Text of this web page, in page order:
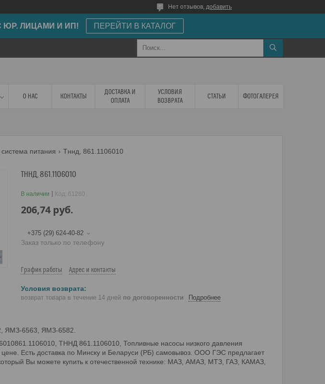
Нет отзывов, добавить
ЮР. ЛИЦАМИ И ИП! ПЕРЕЙТИ В КАТАЛОГ
О НАС КОНТАКТЫ
ДОСТАВКА И
ОПЛАТА
УСЛОВИЯ
ВОЗВРАТА
СТАТЬИ ФОТОГАЛЕРЕЯ
система питания Тннд, 861.1106010
ТННД, 861.1106010
В наличии Код: 61280
206,74 руб.
+375 (29) 624-40-82
Заказ только по телефону
График работы Адрес и контакты
возврат товара в течение 14 дней по договоренности Подробнее
ЯМЗ-6563, ЯМЗ-6582.
ТННД 861.1106010, Топливные насосы низкого давления
Есть доставка по Минску и Беларуси (РБ) самовывоз. ООО ГЭС предлагает
Вы можете купить к отечественной технике: МАЗ, АМАЗ, МТЗ, ГАЗ, КАМАЗ,